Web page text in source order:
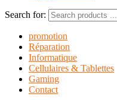
Search for:
promotion
Réparation
Informatique
Cellulaires & Tablettes
Gaming
Contact